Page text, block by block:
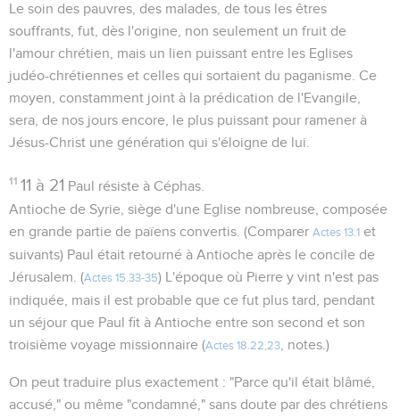
Le soin des pauvres, des malades, de tous les êtres
souffrants, fut, dès l'origine, non seulement un fruit de
l'amour chrétien, mais un lien puissant entre les Eglises
judéo-chrétiennes et celles qui sortaient du paganisme. Ce
moyen, constamment joint à la prédication de l'Evangile,
sera, de nos jours encore, le plus puissant pour ramener à
Jésus-Christ une génération qui s'éloigne de lui.
11 11 à 21 Paul résiste à Céphas.
Antioche de Syrie, siège d'une Eglise nombreuse, composée
en grande partie de païens convertis. (Comparer Actes 13.1 et
suivants) Paul était retourné à Antioche après le concile de
Jérusalem. (Actes 15.33-35) L'époque où Pierre y vint n'est pas
indiquée, mais il est probable que ce fut plus tard, pendant
un séjour que Paul fit à Antioche entre son second et son
troisième voyage missionnaire (Actes 18.22,23 , notes.)
On peut traduire plus exactement : "Parce qu'il était blâmé,
accusé," ou même "condamné," sans doute par des chrétiens